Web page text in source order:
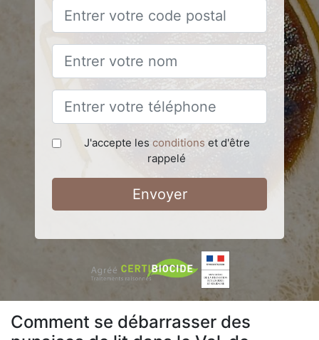
J'accepte les conditions et d'être
rappelé
Envoyer
Comment se débarrasser des